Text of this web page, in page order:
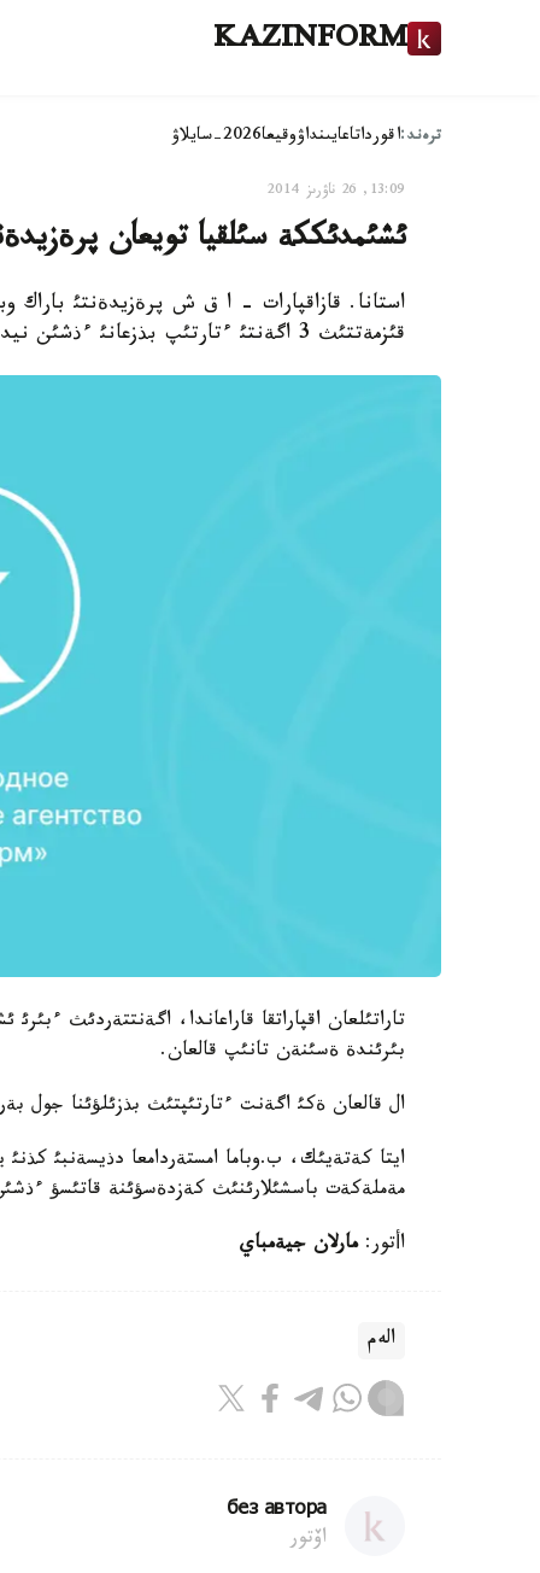
KAZINFORM
ترەند:اقورداتاعايىنداۋوقيعا2026-سايلاۋ
13:09, 26 ناۋرىز 2014
ئشئمدئككة سئلقيا تويعان
استانا. قازاقپارات - ا ق ش پرةزيدةنتئ باراك
قئزمةتتئث 3 اگةنتئ ءتارتئپ بذزعانئ ءذشئن نيدةرلاندئدان امةريكاعا قايتارئلدئ، دةپ حابارلادئ ВВС.
تاراتئلعان اقپاراتقا قاراعاندا، اگةنتتةردئث
بئرئندة ةسئنةن تانئپ قالعان.
ال قالعان ةكئ اگةنت ءتارتئپتئث بذزئلؤئنا جول
ايتا كةتةيئك، ب.وباما امستةردامعا دذيسةنبئ
مةملةكةت باسشئلارئنئث كةزدةسؤئنة قاتئسؤ
اأتور:مارلان جيةمباي
الەم
без автора
اۆتور